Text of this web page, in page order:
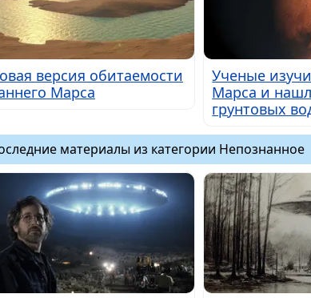
версия обитаемости
Марса
Ученые
Марса и
грунтовых
материалы из категории Непознанное